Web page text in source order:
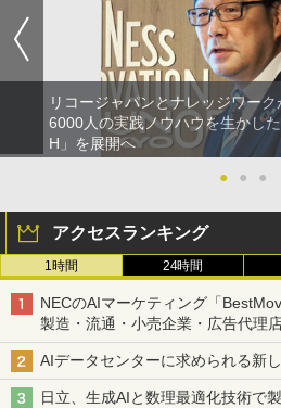
リコージャパンとナレッジワー
6000人の実践ノウハウを生かし
H」を展開へ
●
● ●
アクセスランキング
1時間 24時間
NECのAIマーケティング「
製造・流通・小売企業・広告代理
AIデータセンターに求められる新
日立、生成AIと数理最適化技術で